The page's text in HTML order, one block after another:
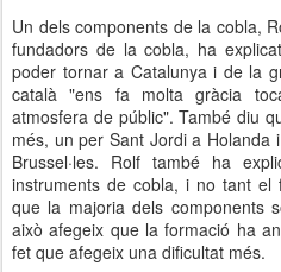
Un dels components de la cobla,
fundadors de la cobla, ha
poder tornar a Catalunya i de la
català "ens fa molta gràcia
atmosfera de públic". També diu
més, un per Sant Jordi a Holanda
Brussel·les. Rolf també ha
instruments de cobla, i no tant el
que la majoria dels components
això afegeix que la formació ha
fet que afegeix una dificultat més.